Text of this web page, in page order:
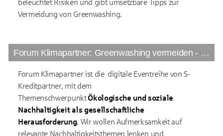
beleuchtet Risiken und gibt umsetzbare Tipps zur
Vermeidung von Greenwashing.
Forum Klimapartner: Greenwashing vermeiden - mit Holger Junghanns
Forum Klimapartner ist die digitale Eventreihe von S-
Kreditpartner, mit dem
ThemenschwerpunktÖkologische und soziale
Nachhaltigkeit als gesellschaftliche
Herausforderung. Wir wollen Aufmerksamkeit auf
relevante Nachhaltigkeitsthemen lenken und